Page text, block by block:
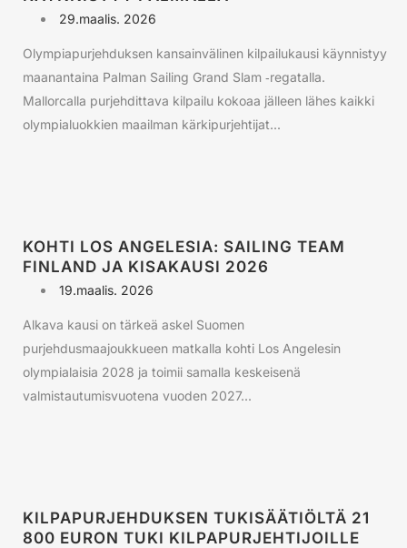
29.maalis. 2026
Olympiapurjehduksen kansainvälinen kilpailukausi käynnistyy
maanantaina Palman Sailing Grand Slam ‑regatalla.
Mallorcalla purjehdittava kilpailu kokoaa jälleen lähes kaikki
olympialuokkien maailman kärkipurjehtijat...
KOHTI LOS ANGELESIA: SAILING TEAM
FINLAND JA KISAKAUSI 2026
19.maalis. 2026
Alkava kausi on tärkeä askel Suomen
purjehdusmaajoukkueen matkalla kohti Los Angelesin
olympialaisia 2028 ja toimii samalla keskeisenä
valmistautumisvuotena vuoden 2027...
KILPAPURJEHDUKSEN TUKISÄÄTIÖLTÄ 21
800 EURON TUKI KILPAPURJEHTIJOILLE